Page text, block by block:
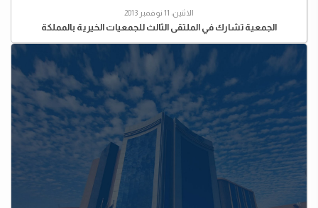
الاثنين، 11 نوفمبر 2013
الجمعية تشارك في الملتقى الثالث للجمعيات الخيرية بالمملكة